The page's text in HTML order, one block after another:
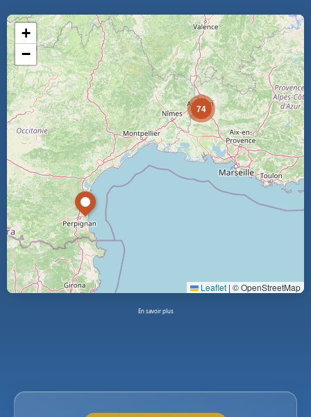
74
+
−
Leaflet | © OpenStreetMap
En savoir plus